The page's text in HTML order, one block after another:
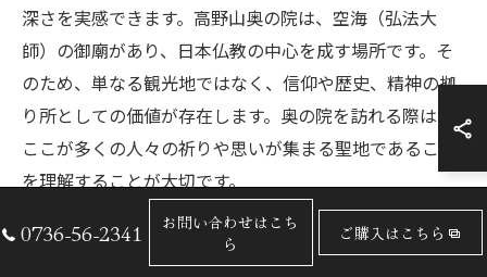
深さを実感できます。高野山奥の院は、空海（弘法大
師）の御廟があり、日本仏教の中心を成す場所です。そ
のため、単なる観光地ではなく、信仰や歴史、精神の拠
り所としての価値が存在します。奥の院を訪れる際は、
ここが多くの人々の祈りや思いが集まる聖地であること
を理解することが大切です。
奥の院の文化的背景を事前に理解
0736-56-2341
お問い合わせはこち
ら
ご購入はこちら